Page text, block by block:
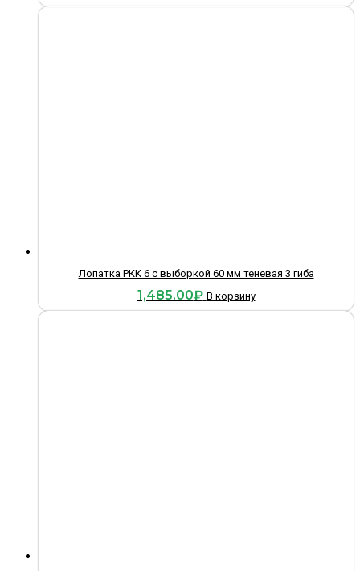
Лопатка РКК 6 с выборкой 60 мм теневая 3 гиба
1,485.00₽ В корзину